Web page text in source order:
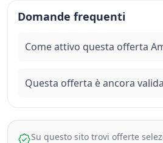
Domande frequenti
Come attivo questa offerta
Questa offerta è ancora
Su questo sito trovi offerte